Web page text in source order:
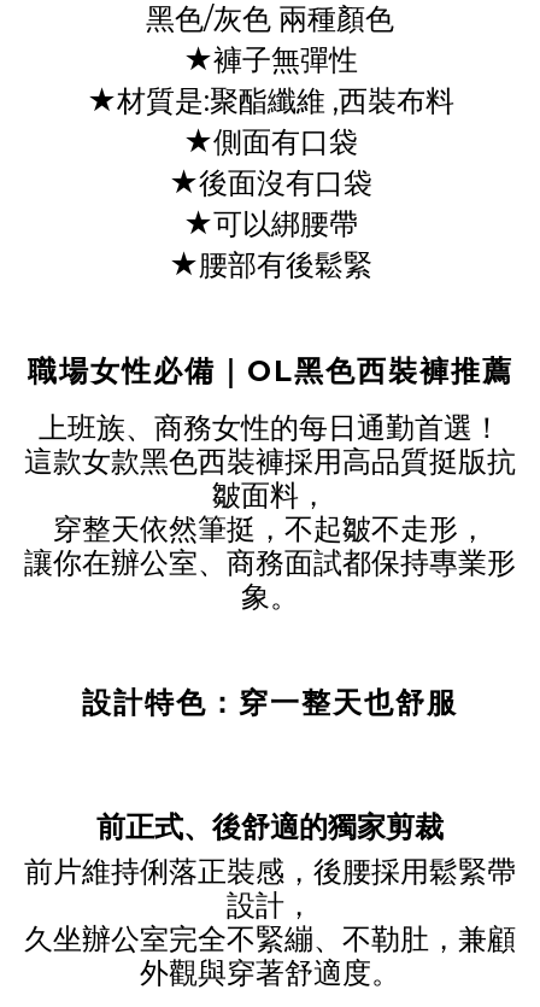
黑色/灰色 兩種顏色
★褲子無彈性
★材質是:聚酯纖維 ,西裝布料
★側面有口袋
★後面沒有口袋
★可以綁腰帶
★腰部有後鬆緊
職場女性必備｜OL黑色西裝褲推薦
上班族、商務女性的每日通勤首選！
這款女款黑色西裝褲採用高品質挺版抗
皺面料，
穿整天依然筆挺，不起皺不走形，
讓你在辦公室、商務面試都保持專業形
象。
設計特色：穿一整天也舒服
前正式、後舒適的獨家剪裁
前片維持俐落正裝感，後腰採用鬆緊帶
設計，
久坐辦公室完全不緊繃、不勒肚，兼顧
外觀與穿著舒適度。